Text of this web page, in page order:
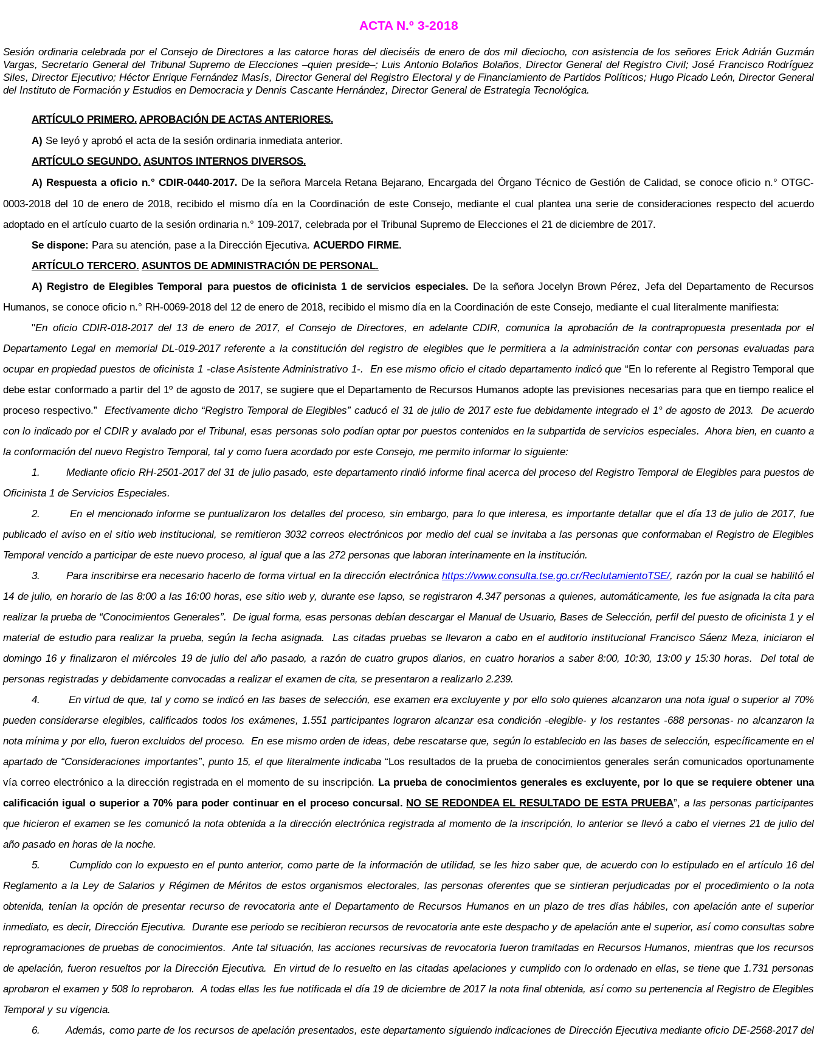
ACTA N.º 3-2018
Sesión ordinaria celebrada por el Consejo de Directores a las catorce horas del dieciséis de enero de dos mil dieciocho, con asistencia de los señores Erick Adrián Guzmán
Vargas, Secretario General del Tribunal Supremo de Elecciones–quien preside–; Luis Antonio Bolaños Bolaños, Director General del Registro Civil; José Francisco Rodríguez
Siles, Director Ejecutivo; Héctor Enrique Fernández Masís, Director General del Registro Electoral y de Financiamiento de Partidos Políticos; Hugo Picado León, Director General
del Instituto de Formación y Estudios en Democracia y Dennis Cascante Hernández, Director General de Estrategia Tecnológica.
ARTÍCULO PRIMERO. APROBACIÓN DE ACTAS ANTERIORES.
A) Se leyó y aprobó el acta de la sesión ordinaria inmediata anterior.
ARTÍCULO SEGUNDO. ASUNTOS INTERNOS DIVERSOS.
A) Respuesta a oficio n.° CDIR-0440-2017. De la señora Marcela Retana Bejarano, Encargada del Órgano Técnico de Gestión de Calidad, se conoce oficio n.° OTGC-
0003-2018 del 10 de enero de 2018, recibido el mismo día en la Coordinación de este Consejo, mediante el cual plantea una serie de consideraciones respecto del acuerdo
adoptado en el artículo cuarto de la sesión ordinaria n.° 109-2017, celebrada por el Tribunal Supremo de Elecciones el 21 de diciembre de 2017.
Se dispone: Para su atención, pase a la Dirección Ejecutiva. ACUERDO FIRME.
ARTÍCULO TERCERO. ASUNTOS DE ADMINISTRACIÓN DE PERSONAL.
A) Registro de Elegibles Temporal para puestos de oficinista 1 de servicios especiales. De la señora Jocelyn Brown Pérez, Jefa del Departamento de Recursos
Humanos, se conoce oficio n.° RH-0069-2018 del 12 de enero de 2018, recibido el mismo día en la Coordinación de este Consejo, mediante el cual literalmente manifiesta:
"En oficio CDIR-018-2017 del 13 de enero de 2017, el Consejo de Directores, en adelante CDIR, comunica la aprobación de la contrapropuesta presentada por el
Departamento Legal en memorial DL-019-2017 referente a la constitución del registro de elegibles que le permitiera a la administración contar con personas evaluadas para
ocupar en propiedad puestos de oficinista 1 -clase Asistente Administrativo 1-. En ese mismo oficio el citado departamento indicó que “En lo referente al Registro Temporal que
debe estar conformado a partir del 1º de agosto de 2017, se sugiere que el Departamento de Recursos Humanos adopte las previsiones necesarias para que en tiempo realice el
proceso respectivo.” Efectivamente dicho “Registro Temporal de Elegibles” caducó el 31 de julio de 2017 este fue debidamente integrado el 1° de agosto de 2013. De acuerdo
con lo indicado por el CDIR y avalado por el Tribunal, esas personas solo podían optar por puestos contenidos en la subpartida de servicios especiales. Ahora bien, en cuanto a
la conformación del nuevo Registro Temporal, tal y como fuera acordado por este Consejo, me permito informar lo siguiente:
1.
Mediante oficio RH-2501-2017 del 31 de julio pasado, este departamento rindió informe final acerca del proceso del Registro Temporal de Elegibles para puestos de
Oficinista 1 de Servicios Especiales.
2.
En el mencionado informe se puntualizaron los detalles del proceso, sin embargo, para lo que interesa, es importante detallar que el día 13 de julio de 2017, fue
publicado el aviso en el sitio web institucional, se remitieron 3032 correos electrónicos por medio del cual se invitaba a las personas que conformaban el Registro de Elegibles
Temporal vencido a participar de este nuevo proceso, al igual que a las 272 personas que laboran interinamente en la institución.
3.
Para inscribirse era necesario hacerlo de forma virtual en la dirección electrónicahttps://www.consulta.tse.go.cr/ReclutamientoTSE/, razón por la cual se habilitó el
14 de julio, en horario de las 8:00 a las 16:00 horas, ese sitio web y, durante ese lapso, se registraron 4.347 personas a quienes, automáticamente, les fue asignada la cita para
realizar la prueba de “Conocimientos Generales”. De igual forma, esas personas debían descargar el Manual de Usuario, Bases de Selección, perfil del puesto de oficinista 1 y el
material de estudio para realizar la prueba, según la fecha asignada. Las citadas pruebas se llevaron a cabo en el auditorio institucional Francisco Sáenz Meza, iniciaron el
domingo 16 y finalizaron el miércoles 19 de julio del año pasado, a razón de cuatro grupos diarios, en cuatro horarios a saber 8:00, 10:30, 13:00 y 15:30 horas. Del total de
personas registradas y debidamente convocadas a realizar el examen de cita, se presentaron a realizarlo 2.239.
4.
En virtud de que, tal y como se indicó en las bases de selección, ese examen era excluyente y por ello solo quienes alcanzaron una nota igual o superior al 70%
pueden considerarse elegibles, calificados todos los exámenes, 1.551 participantes lograron alcanzar esa condición -elegible- y los restantes -688 personas- no alcanzaron la
nota mínima y por ello, fueron excluidos del proceso. En ese mismo orden de ideas, debe rescatarse que, según lo establecido en las bases de selección, específicamente en el
apartado de “Consideraciones importantes”, punto 15, el que literalmente indicaba“Los resultados de la prueba de conocimientos generales serán comunicados oportunamente
vía correo electrónico a la dirección registrada en el momento de su inscripción. La prueba de conocimientos generales es excluyente, por lo que se requiere obtener una
calificación igual o superior a 70% para poder continuar en el proceso concursal. NO SE REDONDEA EL RESULTADO DE ESTA PRUEBA”,a las personas participantes
que hicieron el examen se les comunicó la nota obtenida a la dirección electrónica registrada al momento de la inscripción, lo anterior se llevó a cabo el viernes 21 de julio del
año pasado en horas de la noche.
5.
Cumplido con lo expuesto en el punto anterior, como parte de la información de utilidad, se les hizo saber que, de acuerdo con lo estipulado en el artículo 16 del
Reglamento a la Ley de Salarios y Régimen de Méritos de estos organismos electorales, las personas oferentes que se sintieran perjudicadas por el procedimiento o la nota
obtenida, tenían la opción de presentar recurso de revocatoria ante el Departamento de Recursos Humanos en un plazo de tres días hábiles, con apelación ante el superior
inmediato, es decir, Dirección Ejecutiva. Durante ese periodo se recibieron recursos de revocatoria ante este despacho y de apelación ante el superior, así como consultas sobre
reprogramaciones de pruebas de conocimientos. Ante tal situación, las acciones recursivas de revocatoria fueron tramitadas en Recursos Humanos, mientras que los recursos
de apelación, fueron resueltos por la Dirección Ejecutiva. En virtud de lo resuelto en las citadas apelaciones y cumplido con lo ordenado en ellas, se tiene que 1.731 personas
aprobaron el examen y 508 lo reprobaron. A todas ellas les fue notificada el día 19 de diciembre de 2017 la nota final obtenida, así como su pertenencia al Registro de Elegibles
Temporal y su vigencia.
6.
Además, como parte de los recursos de apelación presentados, este departamento siguiendo indicaciones de Dirección Ejecutiva mediante oficio DE-2568-2017 del